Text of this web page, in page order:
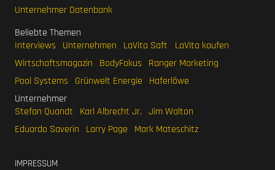
Unternehmer Datenbank
Beliebte Themen
Interviews
Unternehmen LaVita Saft
LaVita kaufen
Wirtschaftsmagazin
BodyFokus
Ranger Marketing
Pool Systems
Grünwelt Energie
Haferlöwe
Unternehmer
Stefan Quandt
Karl Albrecht Jr. Jim Walton
Eduardo Saverin
Larry Page Mark Mateschitz
IMPRESSUM